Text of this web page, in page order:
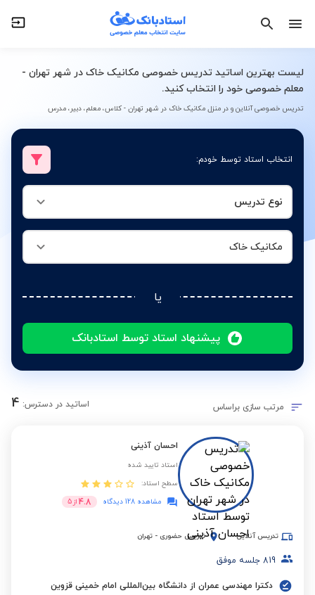
لیست بهترین اساتید تدریس خصوصی مکانیک خاک در شهر تهران -
معلم خصوصی خود را انتخاب کنید.
تدریس خصوصی آنلاین و در منزل مکانیک خاک در شهر تهران - کلاس، معلم، دبیر، مدرس
انتخاب استاد توسط خودم:
نوع تدریس
مکانیک خاک
یا
پیشنهاد استاد توسط استادبانک
مکانیک خاک
مرتب سازی براساس اساتید در دسترس: 4
احسان آذینی
استاد تایید شده
سطح استاد:
مشاهده 128 دیدگاه
4.8 از 5
تدریس آنلاین تدریس حضوری - تهران
819 جلسه موفق
دکترا مهندسی عمران از دانشگاه بین‌المللی امام خمینی قزوین